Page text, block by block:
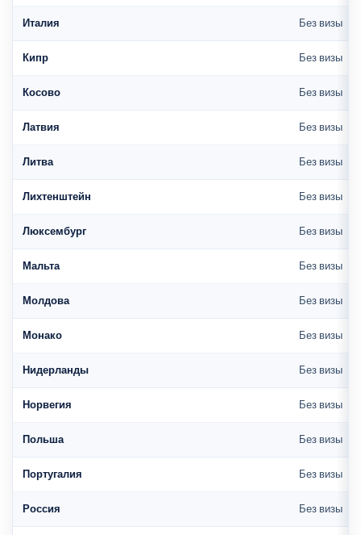
Италия Без визы
Кипр Без визы
Косово Без визы
Латвия Без визы
Литва Без визы
Лихтенштейн Без визы
Люксембург Без визы
Мальта Без визы
Молдова Без визы
Монако Без визы
Нидерланды Без визы
Норвегия Без визы
Польша Без визы
Португалия Без визы
Россия Без визы